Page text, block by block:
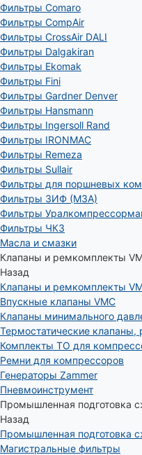
Фильтры Comaro
Фильтры CompAir
Фильтры CrossAir DALI
Фильтры Dalgakiran
Фильтры Ekomak
Фильтры Fini
Фильтры Gardner Denver
Фильтры Hansmann
Фильтры Ingersoll Rand
Фильтры IRONMAC
Фильтры Remeza
Фильтры Sullair
Фильтры для поршневых
Фильтры ЗИФ (МЗА)
Фильтры
Фильтры ЧКЗ
Масла и смазки
Клапаны и ремкомплекты
Назад
Клапаны и ремкомплекты
Впускные клапаны VMC
Клапаны минимального
Термостатические
Комплекты ТО для
Ремни для компрессоров
Генераторы Zammer
Пневмоинструмент
Промышленная подготовка
Назад
Промышленная подготовка
Магистральные фильтры